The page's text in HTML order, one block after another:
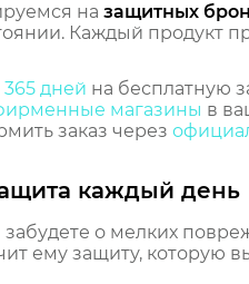
на защитных
Каждый продукт
дней на бесплатную
магазины в
заказ через
каждый день
о мелких
ему защиту, которую